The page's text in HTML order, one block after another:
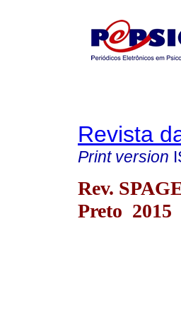
Revista
Print version
Rev.
Preto 2015